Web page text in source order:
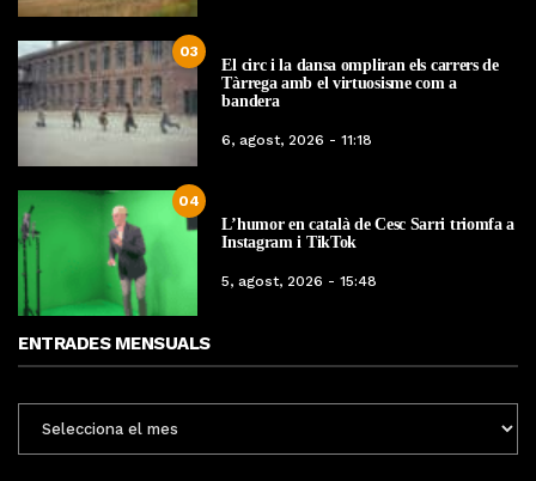
03
El circ i la dansa ompliran els carrers de
Tàrrega amb el virtuosisme com a
bandera
6, agost, 2026 - 11:18
04
L’humor en català de Cesc Sarri triomfa a
Instagram i TikTok
5, agost, 2026 - 15:48
ENTRADES MENSUALS
MENSUALS